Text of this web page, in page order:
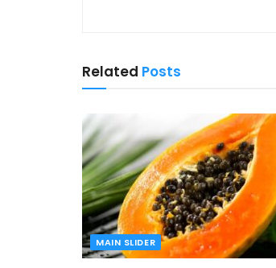
Related Posts
MAIN SLIDER